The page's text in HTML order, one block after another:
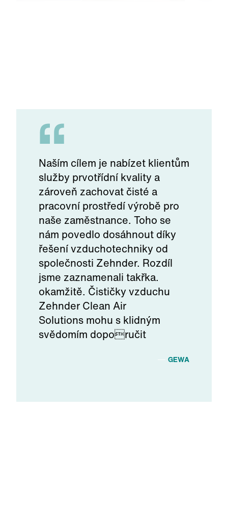
Naším cílem je nabízet klientům
služby prvotřídní kvality a
zároveň zachovat čisté a
pracovní prostředí výrobě pro
naše zaměstnance. Toho se
nám povedlo dosáhnout díky
řešení vzduchotechniky od
společnosti Zehnder. Rozdíl
jsme zaznamenali takřka.
okamžitě. Čističky vzduchu
Zehnder Clean Air
Solutions mohu s klidným
svědomím doporučit
GEWA